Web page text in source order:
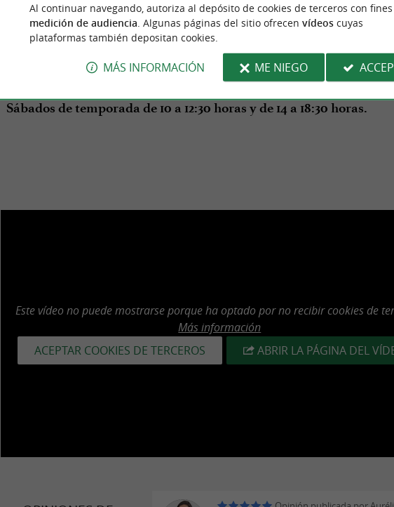
Venta directa y degustación de quesos
De lunes a viernes de 9:30 a 12:30 horas y de 14:30 a 18:30 horas.
Horario de verano: de lunes a viernes de 9:30 a 18:30 horas de
Sábados de temporada de 10 a 12:30 horas y de 14 a 18:30 horas.
Este vídeo no puede mostrarse porque ha optado por no recibir cookies de
Más información
ACEPTAR COOKIES DE TERCEROS
ABRIR LA PÁGINA DEL
Al continuar navegando, autoriza al depósito de cookies de terceros con
medición de audiencia . Algunas páginas del sitio ofrecen vídeoscuyas
plataformas también depositan cookies.
MÁS INFORMACIÓN ME NIEGO